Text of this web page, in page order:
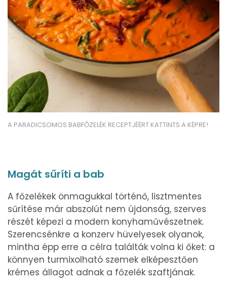
A PARADICSOMOS BABFŐZELÉK RECEPTJÉÉRT KATTINTS A KÉPRE!
Magát sűríti a bab
A főzelékek önmagukkal történő, lisztmentes
sűrítése már abszolút nem újdonság, szerves
részét képezi a modern konyhaművészetnek.
Szerencsénkre a konzerv hüvelyesek olyanok,
mintha épp erre a célra találták volna ki őket: a
könnyen turmixolható szemek elképesztően
krémes állagot adnak a főzelék szaftjának.